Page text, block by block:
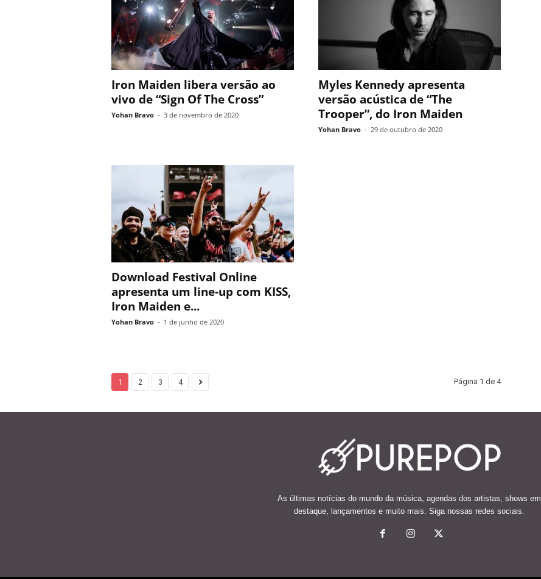
Iron Maiden libera versão ao
vivo de “Sign Of The Cross”
Yohan Bravo - 3 de novembro de 2020
Myles Kennedy apresenta
versão acústica de “The
Trooper”, do Iron Maiden
Yohan Bravo - 29 de outubro de 2020
Download Festival Online
apresenta um line-up com KISS,
Iron Maiden e...
Yohan Bravo - 1 de junho de 2020
1 2 3 4 Página 1 de 4
As últimas notícias do mundo da música, agendas dos artistas, shows em
destaque, lançamentos e muito mais. Siga nossas redes sociais.